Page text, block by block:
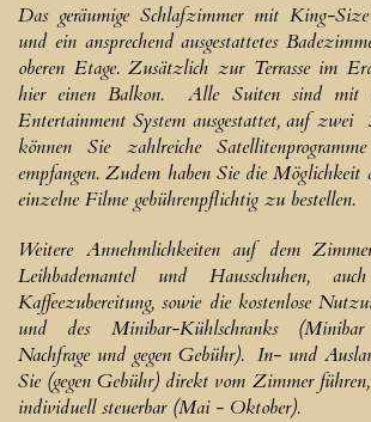
Das geräumige Schlafzimmer mit King-
und ein ansprechend ausgestattetes
oberen Etage. Zusätzlich zur Terrasse im
hier einen Balkon. Alle Suiten sind mit
Entertainment System ausgestattet, auf
können Sie zahlreiche
empfangen. Zudem haben Sie die Möglichkeit
einzelne Filme gebührenpflichtig zu bestellen.
Weitere Annehmlichkeiten auf dem
Leihbademantel und Hausschuhen,
Kaffeezubereitung, sowie die kostenlose
und des Minibar-Kühlschranks
Nachfrage und gegen Gebühr). In- und
Sie (gegen Gebühr) direkt vom Zimmer
individuell steuerbar (Mai - Oktober).